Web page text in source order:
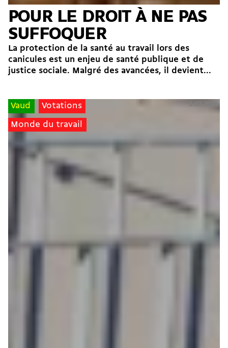
POUR LE DROIT À NE PAS
SUFFOQUER
La protection de la santé au travail lors des
canicules est un enjeu de santé publique et de
justice sociale. Malgré des avancées, il devient...
Vaud Votations
Monde du travail
3.07.2026